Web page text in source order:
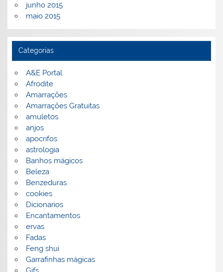
junho 2015
maio 2015
Categorias
A&E Portal
Afrodite
Amarrações
Amarrações Gratuitas
amuletos
anjos
apocrifos
astrologia
Banhos mágicos
Beleza
Benzeduras
cookies
Dicionarios
Encantamentos
ervas
Fadas
Feng shui
Garrafinhas mágicas